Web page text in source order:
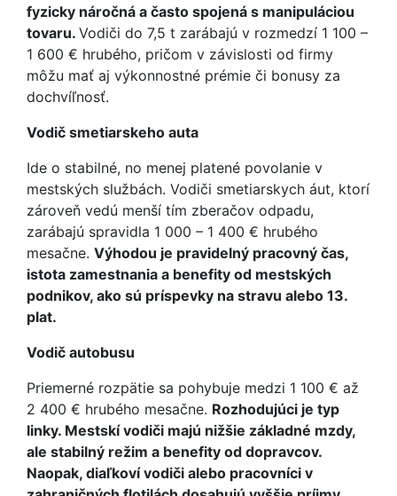
fyzicky náročná a často spojená s manipuláciou
tovaru. Vodiči do 7,5 t zarábajú v rozmedzí 1 100 –
1 600 € hrubého, pričom v závislosti od firmy
môžu mať aj výkonnostné prémie či bonusy za
dochvíľnosť.
Vodič smetiarskeho auta
Ide o stabilné, no menej platené povolanie v
mestských službách. Vodiči smetiarskych áut, ktorí
zároveň vedú menší tím zberačov odpadu,
zarábajú spravidla 1 000 – 1 400 € hrubého
mesačne. Výhodou je pravidelný pracovný čas,
istota zamestnania a benefity od mestských
podnikov, ako sú príspevky na stravu alebo 13.
plat.
Vodič autobusu
Priemerné rozpätie sa pohybuje medzi 1 100 € až
2 400 € hrubého mesačne. Rozhodujúci je typ
linky. Mestskí vodiči majú nižšie základné mzdy,
ale stabilný režim a benefity od dopravcov.
Naopak, diaľkoví vodiči alebo pracovníci v